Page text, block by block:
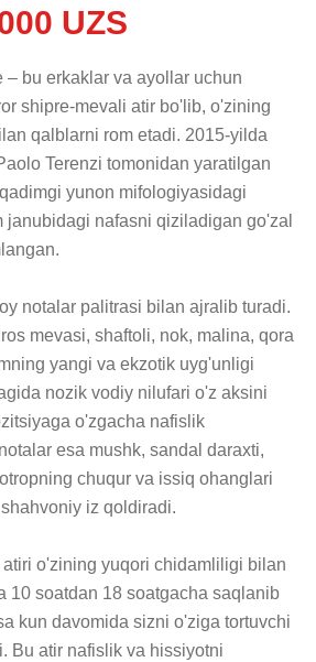
UZS
– bu erkaklar va ayollar uchun
shipre-mevali atir bo'lib, o'zining
qalblarni rom etadi. 2015-yilda
Terenzi tomonidan yaratilgan
yunon mifologiyasidagi
janubidagi nafasni qiziladigan go'zal
notalar palitrasi bilan ajralib turadi.
mevasi, shaftoli, nok, malina, qora
yangi va ekzotik uyg'unligi
nozik vodiy nilufari o'z aksini
o'zgacha nafislik
esa mushk, sandal daraxti,
chuqur va issiq ohanglari
iz qoldiradi.
o'zining yuqori chidamliligi bilan
10 soatdan 18 soatgacha saqlanib
kun davomida sizni o'ziga tortuvchi
Bu atir nafislik va hissiyotni